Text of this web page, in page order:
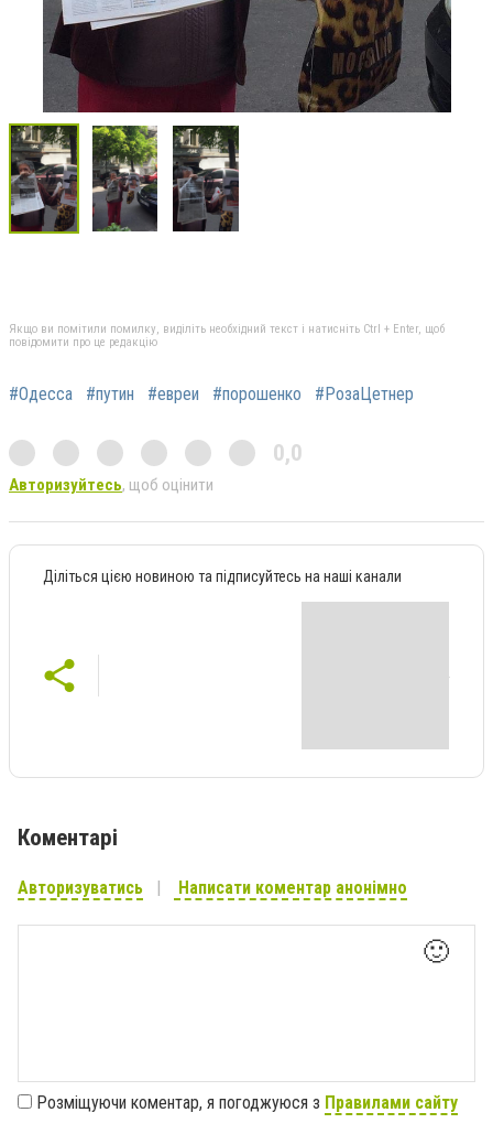
Якщо ви помітили помилку, виділіть необхідний текст і натисніть Ctrl + Enter, щоб
повідомити про це редакцію
#Одесса #путин #евреи #порошенко #РозаЦетнер
0,0
Авторизуйтесь, щоб оцінити
Діліться цією новиною та підписуйтесь на наші канали
Коментарі
Авторизуватись Написати коментар анонімно
🙂
Розміщуючи коментар, я погоджуюся з Правилами сайту